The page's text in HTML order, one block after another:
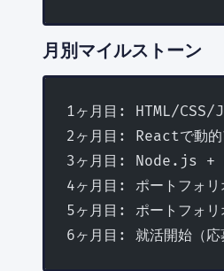
月別マイルストーン
1ヶ月目: HTML/CSS/
2ヶ月目: Reactで動的
3ヶ月目: Node.js +
4ヶ月目: ポートフォリ
5ヶ月目: ポートフォ
6ヶ月目: 就活開始（応